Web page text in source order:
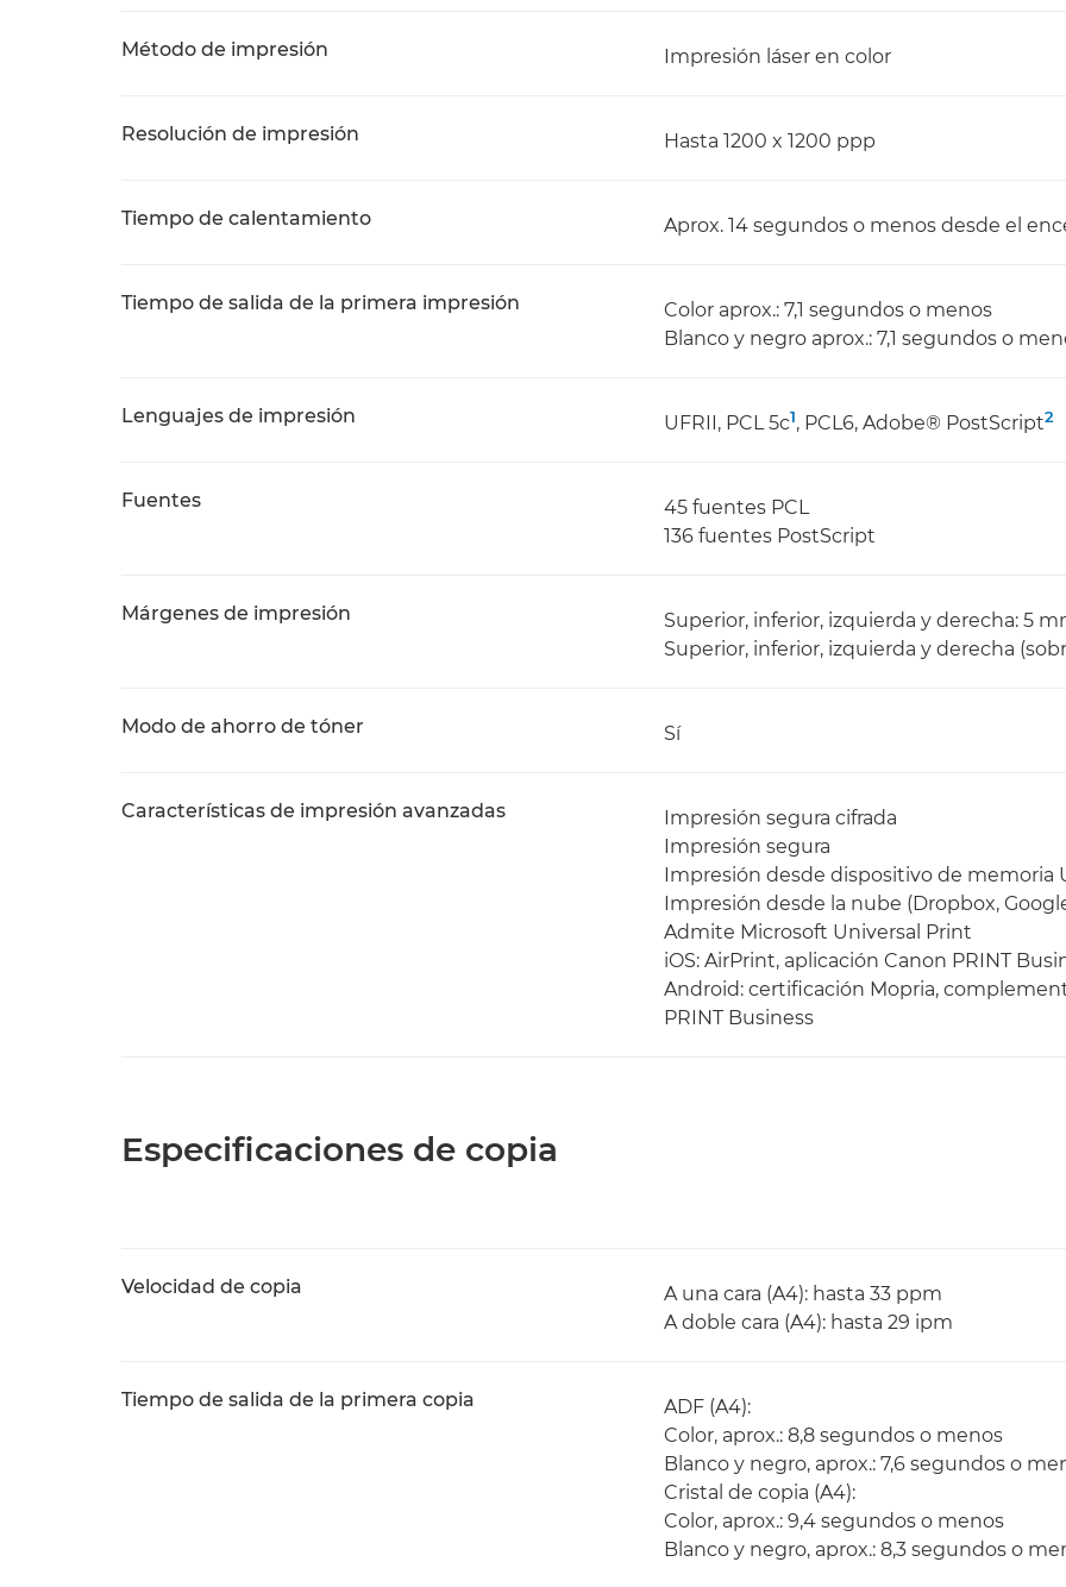
Método de impresión Impresión láser en color
Resolución de impresión Hasta 1200 x 1200 ppp
Tiempo de calentamiento Aprox. 14 segundos o menos desde el
Tiempo de salida de la primera impresión
Color aprox.: 7,1 segundos o menos
Blanco y negro aprox.: 7,1 segundos o
Lenguajes de impresión UFRII, PCL 5c1, PCL6, Adobe® PostScript2
Fuentes
45 fuentes PCL
136 fuentes PostScript
Márgenes de impresión
Superior, inferior, izquierda y derecha: 5
Superior, inferior, izquierda y derecha
Modo de ahorro de tóner Sí
Características de impresión avanzadas
Impresión segura cifrada
Impresión segura
Impresión desde dispositivo de memoria
Impresión desde la nube (Dropbox,
Admite Microsoft Universal Print
iOS: AirPrint, aplicación Canon PRINT
Android: certificación Mopria,
PRINT Business
Especificaciones de copia
Velocidad de copia
A una cara (A4): hasta 33 ppm
A doble cara (A4): hasta 29 ipm
Tiempo de salida de la primera copia
ADF (A4):
Color, aprox.: 8,8 segundos o menos
Blanco y negro, aprox.: 7,6 segundos o
Cristal de copia (A4):
Color, aprox.: 9,4 segundos o menos
Blanco y negro, aprox.: 8,3 segundos o